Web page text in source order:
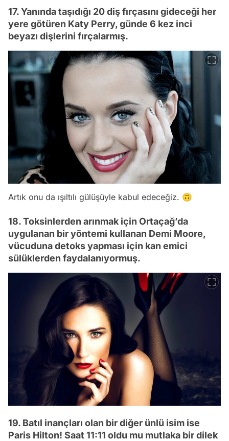
17. Yanında taşıdığı 20 diş fırçasını gideceği her
yere götüren Katy Perry, günde 6 kez inci
beyazı dişlerini fırçalarmış.
Artık onu da ışıltılı gülüşüyle kabul edeceğiz. 🙃
18. Toksinlerden arınmak için Ortaçağ’da
uygulanan bir yöntemi kullanan Demi Moore,
vücuduna detoks yapması için kan emici
sülüklerden faydalanıyormuş.
19. Batıl inançları olan bir diğer ünlü isim ise
Paris Hilton! Saat 11:11 oldu mu mutlaka bir dilek